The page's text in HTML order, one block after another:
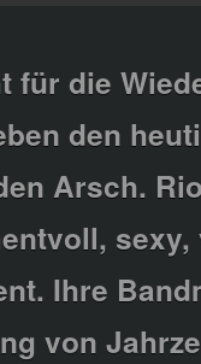
für die
den
Arsch.
Ihre
von